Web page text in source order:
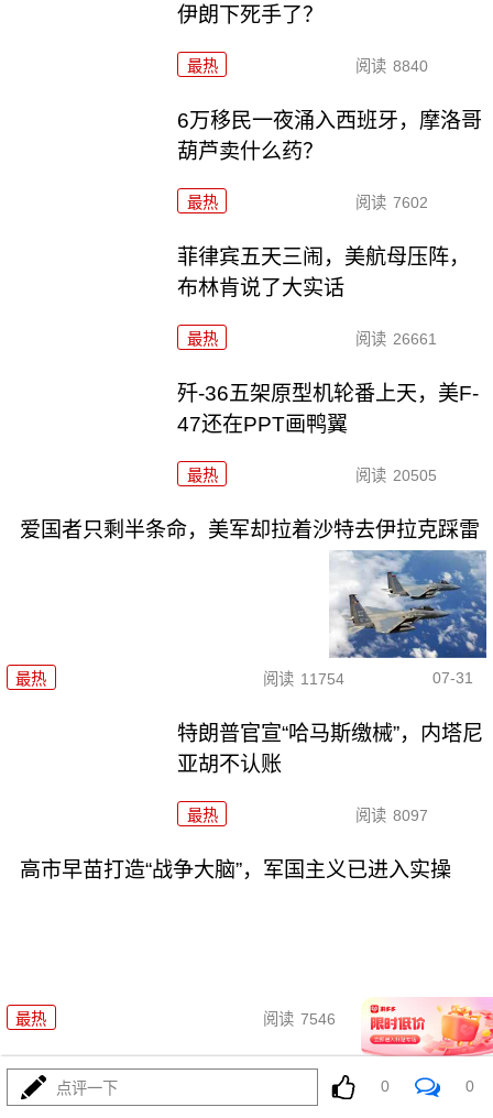
伊朗下死手了？
最热 阅读 8840
6万移民一夜涌入西班牙，摩洛哥
葫芦卖什么药？
最热 阅读 7602
菲律宾五天三闹，美航母压阵，
布林肯说了大实话
最热 阅读 26661
歼-36五架原型机轮番上天，美F-
47还在PPT画鸭翼
最热 阅读 20505
爱国者只剩半条命，美军却拉着沙特去伊拉克踩雷
最热 阅读 11754 07-31
特朗普官宣“哈马斯缴械”，内塔尼
亚胡不认账
最热 阅读 8097
高市早苗打造“战争大脑”，军国主义已进入实操
最热 阅读 7546 07-31
报复来了！苏-57雷霆一击，
7000吨粮船沉海底
点评一下 0 0